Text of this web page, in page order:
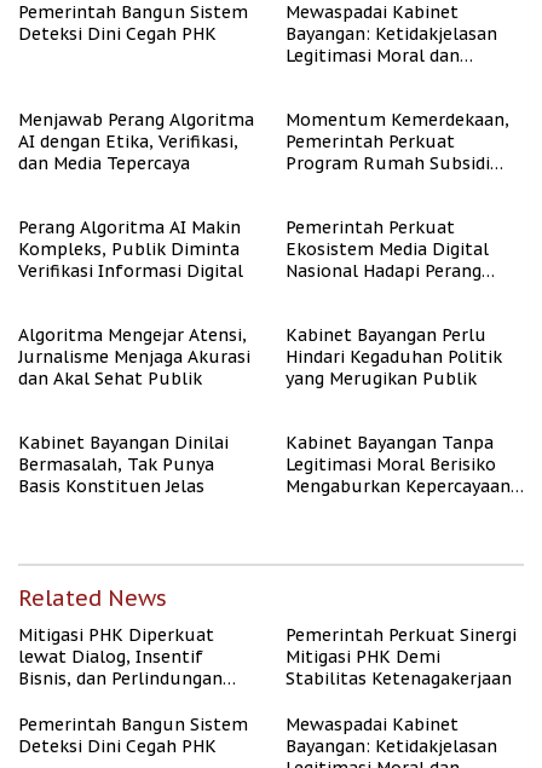
Pemerintah Bangun Sistem
Deteksi Dini Cegah PHK
Mewaspadai Kabinet
Bayangan: Ketidakjelasan
Legitimasi Moral dan
Menjawab Perang Algoritma
AI dengan Etika, Verifikasi,
dan Media Tepercaya
Momentum Kemerdekaan,
Pemerintah Perkuat
Program Rumah Subsidi
Perang Algoritma AI Makin
Kompleks, Publik Diminta
Verifikasi Informasi Digital
Pemerintah Perkuat
Ekosistem Media Digital
Nasional Hadapi Perang
Algoritma Mengejar Atensi,
Jurnalisme Menjaga Akurasi
dan Akal Sehat Publik
Kabinet Bayangan Perlu
Hindari Kegaduhan Politik
yang Merugikan Publik
Kabinet Bayangan Dinilai
Bermasalah, Tak Punya
Basis Konstituen Jelas
Kabinet Bayangan Tanpa
Legitimasi Moral Berisiko
Mengaburkan Kepercayaan
Related News
Mitigasi PHK Diperkuat
lewat Dialog, Insentif
Bisnis, dan Perlindungan
Pemerintah Perkuat Sinergi
Mitigasi PHK Demi
Stabilitas Ketenagakerjaan
Pemerintah Bangun Sistem
Deteksi Dini Cegah PHK
Mewaspadai Kabinet
Bayangan: Ketidakjelasan